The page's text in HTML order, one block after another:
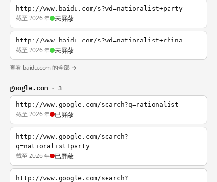
http://www.baidu.com/s?wd=nationalist+party
截至 2026 年 未屏蔽
http://www.baidu.com/s?wd=nationalist+china
截至 2026 年 未屏蔽
查看 baidu.com 的全部 →
google.com · 3
http://www.google.com/search?q=nationalist
截至 2026 年 已屏蔽
http://www.google.com/search?
q=nationalist+party
截至 2026 年 已屏蔽
http://www.google.com/search?